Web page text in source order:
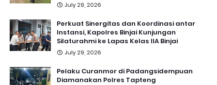
July 29, 2026
Perkuat Sinergitas dan Koordinasi antar
Instansi, Kapolres Binjai Kunjungan
Silaturahmi ke Lapas Kelas IIA Binjai
July 29, 2026
Pelaku Curanmor di Padangsidempuan
Diamanakan Polres Tapteng